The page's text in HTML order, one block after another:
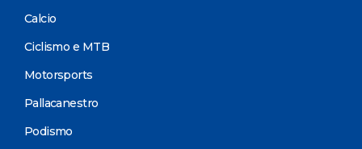
Calcio
Ciclismo e MTB
Motorsports
Pallacanestro
Podismo